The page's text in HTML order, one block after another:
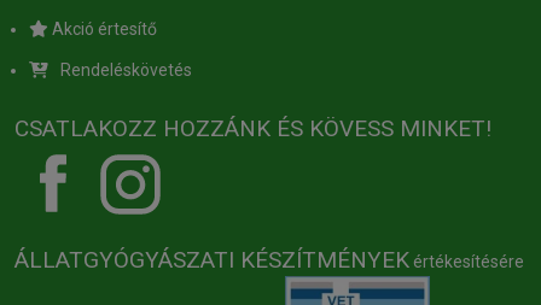
Akció értesítő
Rendeléskövetés
CSATLAKOZZ HOZZÁNK ÉS KÖVESS MINKET!
ÁLLATGYÓGYÁSZATI KÉSZÍTMÉNYEK értékesítésére